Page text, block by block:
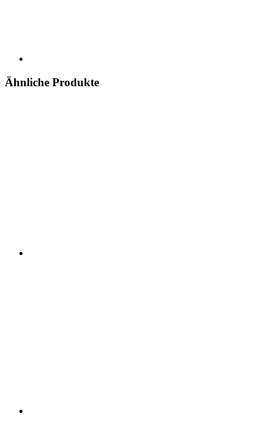
Ähnliche Produkte